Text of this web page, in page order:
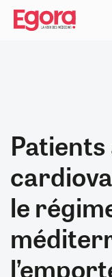
Aller
contenu
le